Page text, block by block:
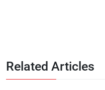
Related Articles